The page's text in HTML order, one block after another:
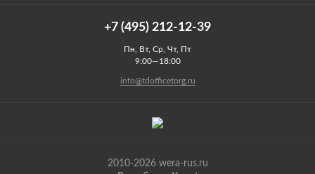
+7 (495) 212-12-39
Пн, Вт, Ср, Чт, Пт
9:00—18:00
info@tdofficetorg.ru
2010-2026 wera-rus.ru